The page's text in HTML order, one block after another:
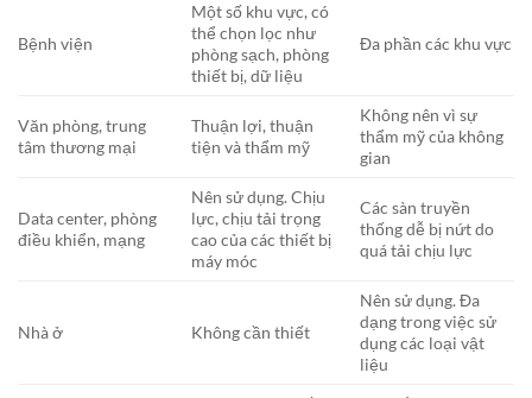
Bệnh viện
Một số khu vực, có
thể chọn lọc như
phòng sạch, phòng
thiết bị, dữ liệu
Đa phần các khu vực
Văn phòng, trung
tâm thương mại
Thuận lợi, thuận
tiện và thẩm mỹ
Không nên vì sự
thẩm mỹ của không
gian
Data center, phòng
điều khiển, mạng
Nên sử dụng. Chịu
lực, chịu tải trọng
cao của các thiết bị
máy móc
Các sàn truyền
thống dễ bị nứt do
quá tải chịu lực
Nhà ở Không cần thiết
Nên sử dụng. Đa
dạng trong việc sử
dụng các loại vật
liệu